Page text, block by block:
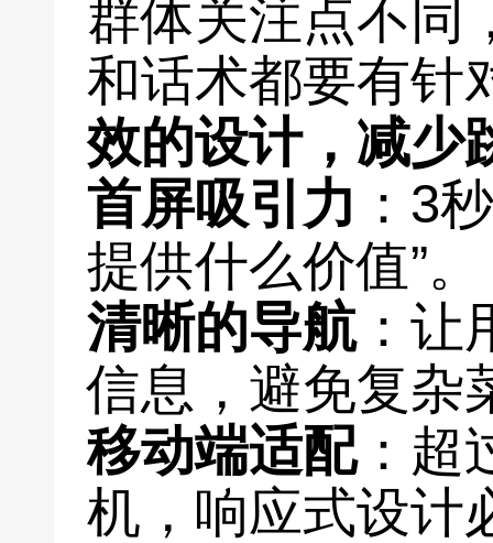
群体关注点不同
和话术都要有针
效的设计，减少
首屏吸引力 ：3
提供什么价值”。
清晰的导航：让
信息，避免复杂
移动端适配：超
机，响应式设计